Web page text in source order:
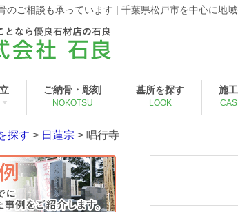
のご相談も承っています | 千葉県松戸市を中心に地
ご納骨・彫刻
NOKOTSU
墓所を探す
LOOK
施
探す > 日蓮宗 > 唱行寺